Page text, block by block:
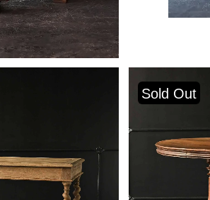
Sold Out